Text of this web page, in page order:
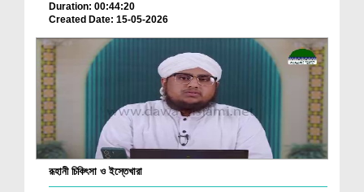
Duration: 00:44:20
Created Date: 15-05-2026
রূহানী চিকিৎসা ও ইস্তেখারা